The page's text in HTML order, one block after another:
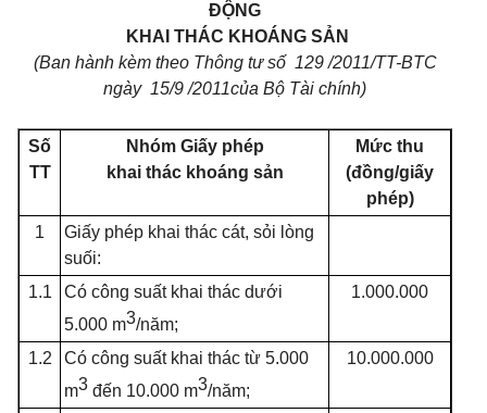
ĐỘNG
KHAI THÁC KHOÁNG SẢN
(Ban hành kèm theo Thông tư số 129 /2011/TT-BTC
ngày 15/9 /2011của Bộ Tài chính)
Số
TT
Nhóm Giấy phép
khai thác khoáng sản
Mức thu
(đồng/giấy
phép)
1
Giấy phép khai thác cát, sỏi lòng
suối:
1.1
Có công suất khai thác dưới
5.000 m3/năm;
1.000.000
1.2
Có công suất khai thác từ 5.000
m3 đến 10.000 m3/năm;
10.000.000